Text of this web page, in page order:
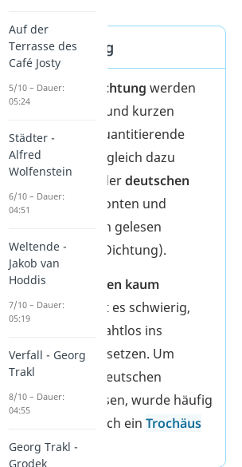
Antike Dichtung
In derantiken Dichtung werden
Verse mit langen und kurzen
Silben gelesen (quantitierende
Dichtung). Im Vergleich dazu
werden Verse in derdeutschen
Dichtungmit betonten und
unbetonten Silben gelesen
(akzentuierende Dichtung).
Da esim Deutschen kaum
Spondeengibt, ist es schwierig,
den Hexameter nahtlos ins
Deutsche zu übersetzen. Um
Dichtungen der deutschen
Sprache anzupassen, wurde häufig
ein Spondeus durch einTrochäus
ersetzt.
Auf der
Terrasse des
Café Josty
5/10 – Dauer:
05:24
Städter -
Alfred
Wolfenstein
6/10 – Dauer:
04:51
Weltende -
Jakob van
Hoddis
7/10 – Dauer:
05:19
Verfall - Georg
Trakl
8/10 – Dauer:
04:55
Georg Trakl -
Grodek